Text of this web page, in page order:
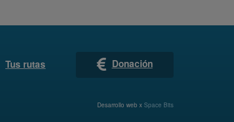
Tus rutas Donación
Desarrollo web x Space Bits